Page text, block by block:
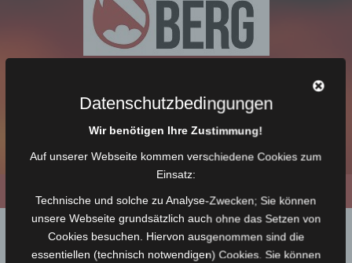
STARTSEITE Gaffen
Datenschutzbedingungen
Wir benötigen Ihre Zustimmung!
Auf unserer Webseite kommen verschiedene Cookies zum
Einsatz:
Technische und solche zu Analyse-Zwecken; Sie können
unsere Webseite grundsätzlich auch ohne das Setzen von
Cookies besuchen. Hiervon ausgenommen sind die
essentiellen (technisch notwendigen) Cookies. Sie können